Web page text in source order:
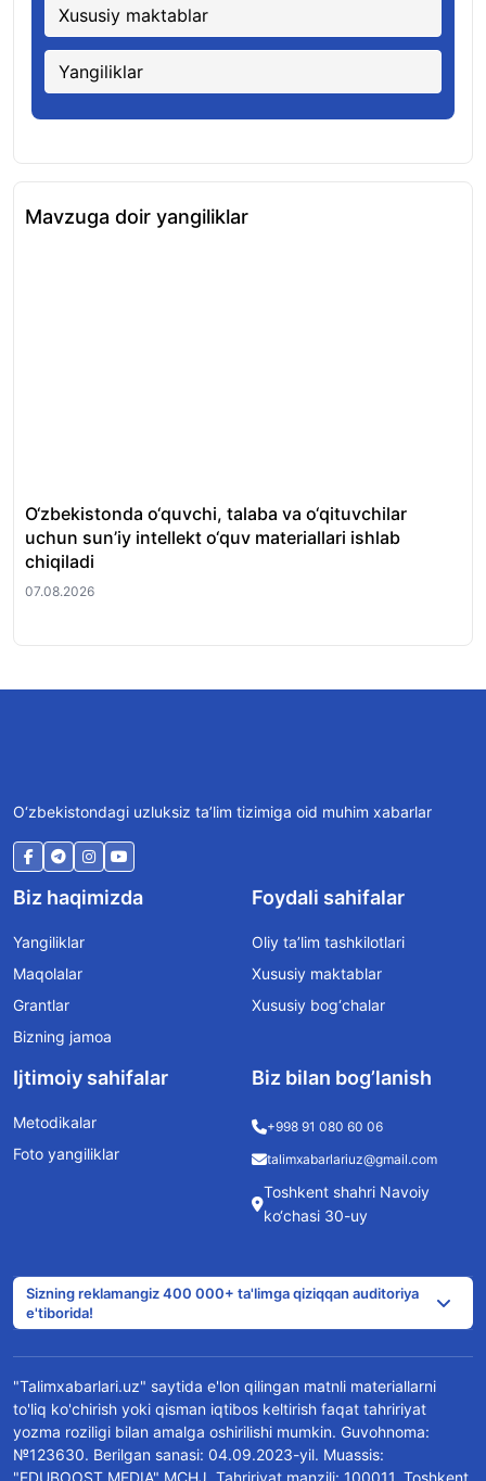
Xususiy maktablar
Yangiliklar
Mavzuga doir yangiliklar
O‘zbekistonda o‘quvchi, talaba va o‘qituvchilar
uchun sun’iy intellekt o‘quv materiallari ishlab
chiqiladi
07.08.2026
O‘zbekistondagi uzluksiz ta’lim tizimiga oid muhim xabarlar
Biz haqimizda
Yangiliklar
Maqolalar
Grantlar
Bizning jamoa
Foydali sahifalar
Oliy ta’lim tashkilotlari
Xususiy maktablar
Xususiy bog‘chalar
Ijtimoiy sahifalar
Metodikalar
Foto yangiliklar
Biz bilan bog’lanish
+998 91 080 60 06
talimxabarlariuz@gmail.com
Toshkent shahri Navoiy
ko‘chasi 30-uy
Sizning reklamangiz 400 000+ ta'limga qiziqqan auditoriya
e'tiborida!
"Talimxabarlari.uz" saytida e'lon qilingan matnli materiallarni
to'liq ko'chirish yoki qisman iqtibos keltirish faqat tahririyat
yozma roziligi bilan amalga oshirilishi mumkin. Guvohnoma:
№123630. Berilgan sanasi: 04.09.2023-yil. Muassis:
"EDUBOOST MEDIA" MCHJ. Tahririyat manzili: 100011, Toshkent